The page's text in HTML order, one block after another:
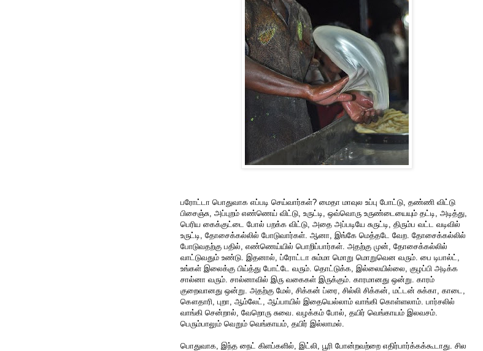
பரோட்டா பொதுவாக எப்படி செய்வார்கள்? மைதா மாவுல உப்பு போட்டு, தண்ணி விட்டு
பிசைஞ்சு, அப்புறம் எண்ணெய் விட்டு, உருட்டி, ஒவ்வொரு உருண்டையையும் தட்டி, அடித்து,
பெரிய கைக்குட்டை போல் பறக்க விட்டு, அதை அப்படியே சுருட்டி, திரும்ப வட்ட வடிவில்
உருட்டி, தோசைக்கல்லில் போடுவார்கள். ஆனா, இங்கே மெத்தடே வேற. தோசைக்கல்லில்
போடுவதற்கு பதில், எண்ணெய்யில் பொறிப்பார்கள். அதற்கு முன், தோசைக்கல்லில்
வாட்டுவதும் உண்டு. இதனால், ப்ரோட்டா சும்மா மொறு மொறுவென வரும். பை டிபால்ட்,
உங்கள் இலைக்கு பிய்த்து போட்டே வரும். தொட்டுக்க, இல்லையில்லை, குழப்பி அடிக்க
சால்னா வரும். சால்னாவில் இரு வகைகள் இருக்கும். காரமானது ஒன்று. காரம்
குறைவானது ஒன்று. அதற்கு மேல், சிக்கன் ப்ரை, சில்லி சிக்கன், மட்டன் சுக்கா, காடை,
கௌதாரி, புறா, ஆம்லேட், ஆப்பாயில் இதையெல்லாம் வாங்கி கொள்ளலாம். பார்சலில்
வாங்கி சென்றால், வேறொரு சுவை. வழக்கம் போல், தயிர் வெங்காயம் இலவசம்.
பெரும்பாலும் வெறும் வெங்காயம், தயிர் இல்லாமல்.
பொதுவாக, இந்த நைட் கிளப்களில், இட்லி, பூரி போன்றவற்றை எதிர்பார்க்கக்கூடாது. சில